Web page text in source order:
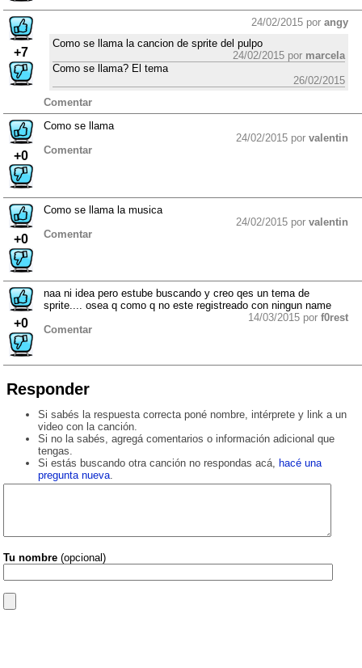
+7
24/02/2015 por angy
Como se llama la cancion de sprite del pulpo
24/02/2015 por marcela
Como se llama? El tema
26/02/2015
Comentar
+0
Como se llama
24/02/2015 por valentin
Comentar
+0
Como se llama la musica
24/02/2015 por valentin
Comentar
+0
naa ni idea pero estube buscando y creo qes un tema de
sprite.... osea q como q no este registreado con ningun name
14/03/2015 por f0rest
Comentar
Responder
Si sabés la respuesta correcta poné nombre, intérprete y link a un
video con la canción.
Si no la sabés, agregá comentarios o información adicional que
tengas.
Si estás buscando otra canción no respondas acá, hacé una
pregunta nueva.
Tu nombre (opcional)